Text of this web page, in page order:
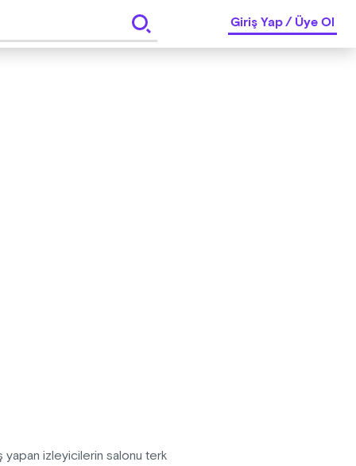
Giriş Yap/Üye Ol
sözlerle
mıydınız seslerini?
yapan izleyicilerin salonu terk